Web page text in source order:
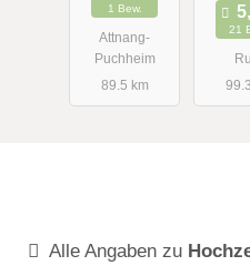
1 Bew.
Attnang-
Puchheim
89.5 km
21
Alle Angaben zu